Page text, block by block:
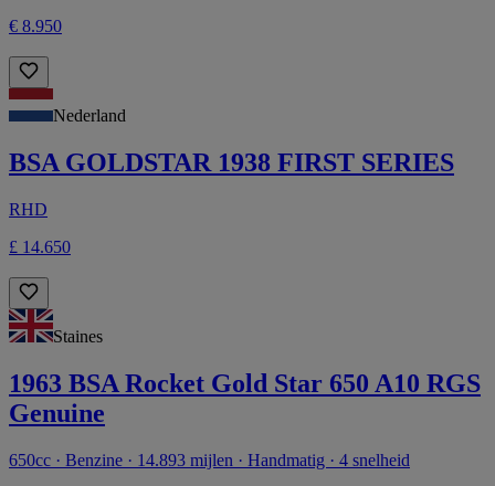
€ 8.950
Nederland
BSA GOLDSTAR 1938 FIRST SERIES
RHD
£ 14.650
Staines
1963 BSA Rocket Gold Star 650 A10 RGS
Genuine
650cc · Benzine · 14.893 mijlen · Handmatig · 4 snelheid